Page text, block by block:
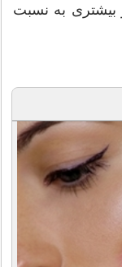
بیشتری به نسبت